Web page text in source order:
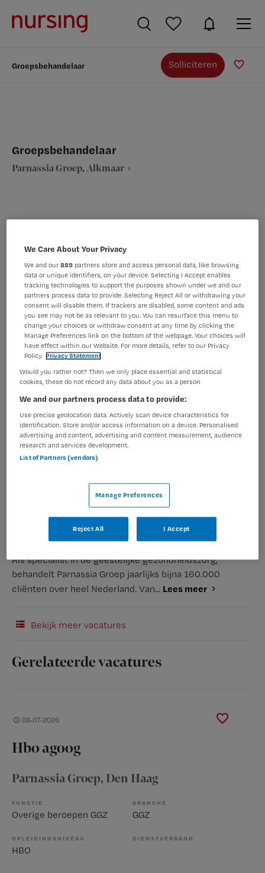
Groepsbehandelaar Solliciteren
Groepsbehandelaar
Parnassia Groep, Alkmaar
BRANCHE
Zelfstandige kliniek
AANSTELLING
Vaste aanstelling
PLAATSINGSDATUM
9 juli 2025
NIVEAU
HBO
ERVARING
Ervaren
DIENSTVERBAND
Vacature niet beschikbaar
Deze vacature Groepsbehandelaar bij Parnassia Groep is
niet meer actueel. Hieronder staan enkele vergelijkbare
vacatures die voor u wellicht interessant zijn.
Als specialist in de geestelijke gezondheidszorg,
behandelt Parnassia Groep jaarlijks bijna 160.000
cliënten over heel Nederland. Van... Lees meer
Bekijk meer vacatures
Gerelateerde vacatures
08-07-2026
Hbo agoog
Parnassia Groep, Den Haag
FUNCTIE
Overige beroepen GGZ
BRANCHE
GGZ
OPLEIDINGSNIVEAU
HBO
DIENSTVERBAND
We Care About Your Privacy
We and our889 partners store and access personal data, like browsing
data or unique identifiers, on your device. Selecting I Accept enables
tracking technologies to support the purposes shown under we and our
partners process data to provide. Selecting Reject All or withdrawing your
consent will disable them. If trackers are disabled, some content and ads
you see may not be as relevant to you. You can resurface this menu to
change your choices or withdraw consent at any time by clicking the
Manage Preferences link on the bottom of the webpage. Your choices will
have effect within our Website. For more details, refer to our Privacy
Policy. Privacy Statement
Would you rather not? Then we only place essential and statistical
cookies, these do not record any data about you as a person
We and our partners process data to provide:
Use precise geolocation data. Actively scan device characteristics for
identification. Store and/or access information on a device. Personalised
advertising and content, advertising and content measurement, audience
research and services development.
List of Partners (vendors)
Manage Preferences
Reject All I Accept